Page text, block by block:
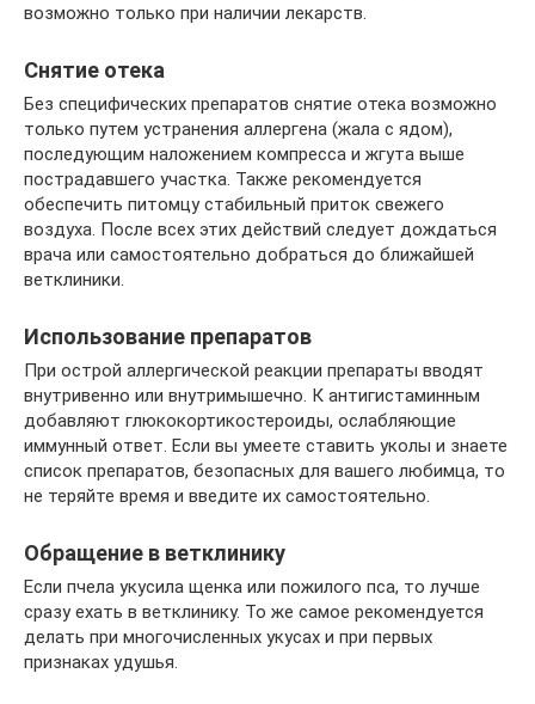
возможно только при наличии лекарств.
Снятие отека
Без специфических препаратов снятие отека возможно
только путем устранения аллергена (жала с ядом),
последующим наложением компресса и жгута выше
пострадавшего участка. Также рекомендуется
обеспечить питомцу стабильный приток свежего
воздуха. После всех этих действий следует дождаться
врача или самостоятельно добраться до ближайшей
ветклиники.
Использование препаратов
При острой аллергической реакции препараты вводят
внутривенно или внутримышечно. К антигистаминным
добавляют глюкокортикостероиды, ослабляющие
иммунный ответ. Если вы умеете ставить уколы и знаете
список препаратов, безопасных для вашего любимца, то
не теряйте время и введите их самостоятельно.
Обращение в ветклинику
Если пчела укусила щенка или пожилого пса, то лучше
сразу ехать в ветклинику. То же самое рекомендуется
делать при многочисленных укусах и при первых
признаках удушья.